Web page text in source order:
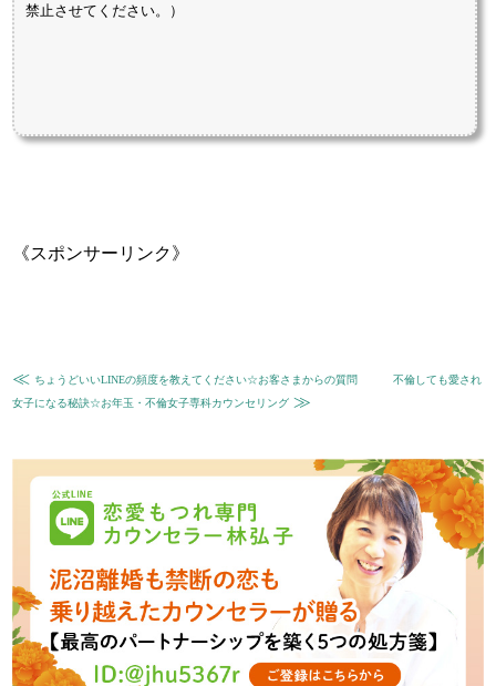
禁止させてください。）
《スポンサーリンク》
≪ ちょうどいいLINEの頻度を教えてください☆お客さまからの質問
不倫しても愛され
女子になる秘訣☆お年玉・不倫女子専科カウンセリング ≫